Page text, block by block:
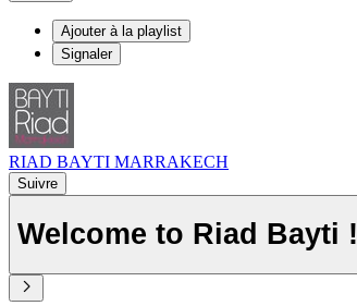
Ajouter à la playlist
Signaler
RIAD BAYTI MARRAKECH
Suivre
Welcome to Riad Bayti !